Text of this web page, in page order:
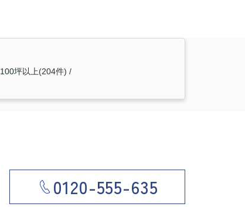
100坪以上(204件)
0120-555-635